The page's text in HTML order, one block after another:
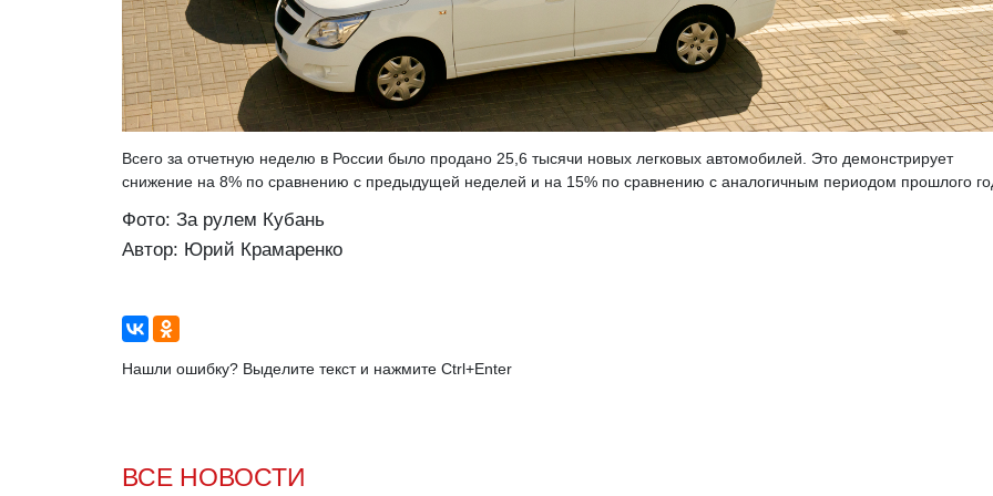
Всего за отчетную неделю в России было продано 25,6 тысячи новых легковых автомобилей. Это демонстрирует
снижение на 8% по сравнению с предыдущей неделей и на 15% по сравнению с аналогичным периодом прошлого
Фото: За рулем Кубань
Автор: Юрий Крамаренко
Нашли ошибку? Выделите текст и нажмите Ctrl+Enter
ВСЕ НОВОСТИ